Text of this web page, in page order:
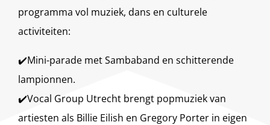
programma vol muziek, dans en culturele
activiteiten:
✔️Mini-parade met Sambaband en schitterende
lampionnen.
✔️Vocal Group Utrecht brengt popmuziek van
artiesten als Billie Eilish en Gregory Porter in eigen